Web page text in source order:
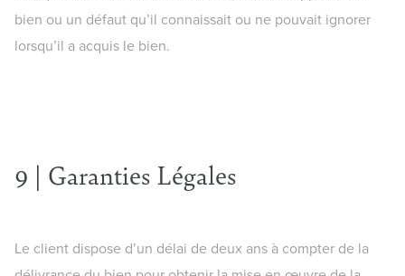
bien ou un défaut qu’il connaissait ou ne pouvait ignorer
lorsqu’il a acquis le bien.
9 | Garanties Légales
Le client dispose d’un délai de deux ans à compter de la